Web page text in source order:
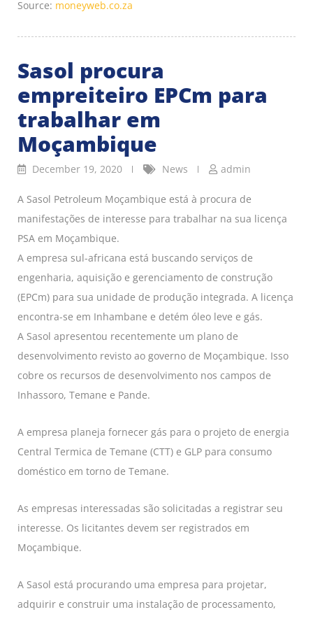
Source: moneyweb.co.za
Sasol procura
empreiteiro EPCm para
trabalhar em
Moçambique
December 19, 2020 News admin
A Sasol Petroleum Moçambique está à procura de
manifestações de interesse para trabalhar na sua licença
PSA em Moçambique.
A empresa sul-africana está buscando serviços de
engenharia, aquisição e gerenciamento de construção
(EPCm) para sua unidade de produção integrada. A licença
encontra-se em Inhambane e detém óleo leve e gás.
A Sasol apresentou recentemente um plano de
desenvolvimento revisto ao governo de Moçambique. Isso
cobre os recursos de desenvolvimento nos campos de
Inhassoro, Temane e Pande.
A empresa planeja fornecer gás para o projeto de energia
Central Termica de Temane (CTT) e GLP para consumo
doméstico em torno de Temane.
As empresas interessadas são solicitadas a registrar seu
interesse. Os licitantes devem ser registrados em
Moçambique.
A Sasol está procurando uma empresa para projetar,
adquirir e construir uma instalação de processamento,